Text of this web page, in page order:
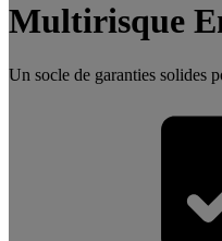
Multirisque
Un socle de garanties solides